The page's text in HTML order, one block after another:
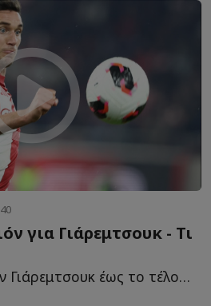
για Γιάρεμτσουκ - Τι
Η πορεία του Ρόμαν Γιάρεμτσουκ έως το τέλος της σεζόν θ...